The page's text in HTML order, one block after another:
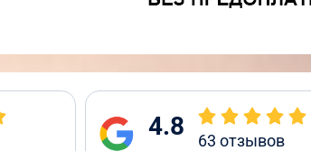
4.8 63 отзывов